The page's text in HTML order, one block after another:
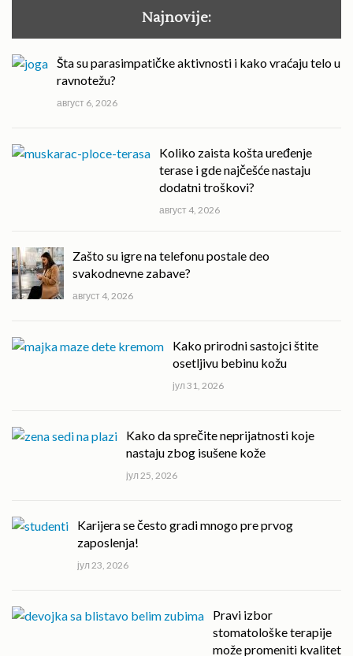
Najnovije:
Šta su parasimpatičke aktivnosti i kako vraćaju telo u
ravnotežu?
август 6, 2026
Koliko zaista košta uređenje
terase i gde najčešće nastaju
dodatni troškovi?
август 4, 2026
Zašto su igre na telefonu postale deo
svakodnevne zabave?
август 4, 2026
Kako prirodni sastojci štite
osetljivu bebinu kožu
јул 31, 2026
Kako da sprečite neprijatnosti koje
nastaju zbog isušene kože
јул 25, 2026
Karijera se često gradi mnogo pre prvog
zaposlenja!
јул 23, 2026
Pravi izbor
stomatološke terapije
može promeniti kvalitet